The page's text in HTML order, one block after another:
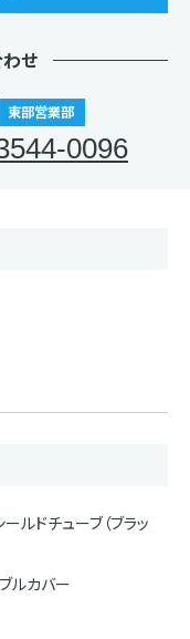
せ
東部営業部
0096
ルドチューブ（ブラッ
ルカバー